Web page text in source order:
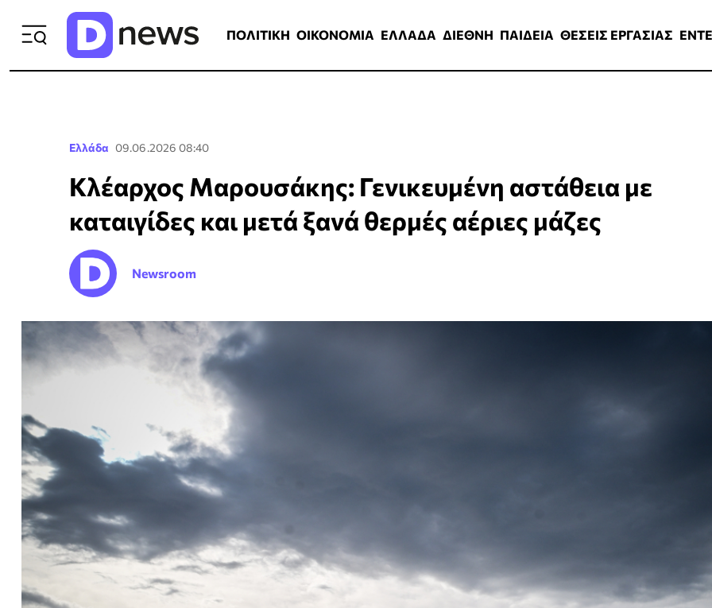
ΠΟΛΙΤΙΚΗ ΟΙΚΟΝΟΜΙΑ ΕΛΛΑΔΑ ΔΙΕΘΝΗ ΠΑΙΔΕΙΑ ΘΕΣΕΙΣ ΕΡΓΑΣΙΑΣ
Ελλάδα 09.06.2026 08:40
Κλέαρχος Μαρουσάκης: Γενικευμένη αστάθεια με
καταιγίδες και μετά ξανά θερμές αέριες μάζες
Newsroom